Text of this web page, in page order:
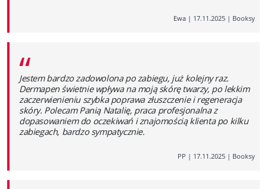
Ewa | 17.11.2025 | Booksy
“
Jestem bardzo zadowolona po zabiegu, już kolejny raz.
Dermapen świetnie wpływa na moją skórę twarzy, po lekkim
zaczerwienieniu szybka poprawa złuszczenie i regeneracja
skóry. Polecam Panią Natalię, praca profesjonalna z
dopasowaniem do oczekiwań i znajomością klienta po kilku
zabiegach, bardzo sympatycznie.
PP | 17.11.2025 | Booksy